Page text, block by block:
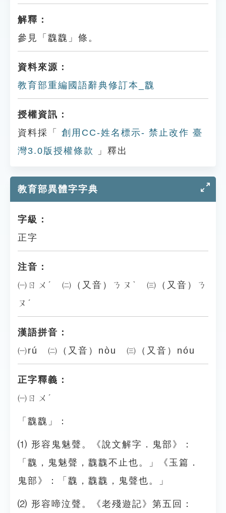
解釋：
參見「䰰䰰」條。
資料來源：
教育部重編國語辭典修訂本_䰰
授權資訊：
資料採「
創用CC-姓名標示- 禁止改作 臺
灣3.0版授權條款
」釋出
教育部異體字字典
字級：
正字
注音：
㈠ㄖㄨˊ ㈡（又音）ㄋㄡˋ ㈢（又音）ㄋ
ㄡˊ
漢語拼音：
㈠rú ㈡（又音）nòu ㈢（又音）nóu
正字釋義：
㈠ㄖㄨˊ
「䰰䰰」：
⑴ 形容鬼魅聲。《說文解字．鬼部》：
「䰰，鬼魅聲，䰰䰰不止也。」《玉篇．
鬼部》：「䰰，䰰䰰，鬼聲也。」
⑵ 形容啼泣聲。《老殘遊記》第五回：